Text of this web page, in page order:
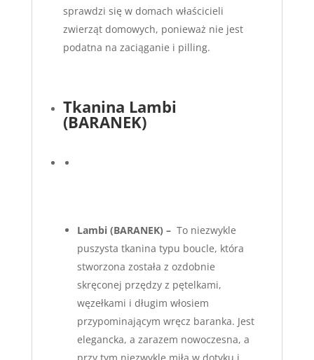
sprawdzi się w domach właścicieli
zwierząt domowych, ponieważ nie jest
podatna na zaciąganie i pilling.
Tkanina Lambi
(BARANEK)
Lambi (BARANEK) – To niezwykle
puszysta tkanina typu boucle, która
stworzona została z ozdobnie
skręconej przędzy z pętelkami,
węzełkami i długim włosiem
przypominającym wręcz baranka. Jest
elegancka, a zarazem nowoczesna, a
przy tym niezwykle miła w dotyku i